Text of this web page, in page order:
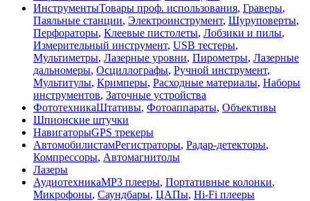
ИнструментыТовары проф. использования, Граверы,
Паяльные станции, Электроинструмент, Шуруповерты,
Перфораторы, Клеевые пистолеты, Лобзики и пилы,
Измерительный инструмент, USB тестеры,
Мультиметры, Лазерные уровни, Пирометры, Лазерные
дальномеры, Осциллографы, Ручной инструмент,
Мультитулы, Кримперы, Расходные материалы, Наборы
инструментов, Заточные устройства
ФототехникаШтативы, Фотоаппараты, Объективы
Шпионские штучки
НавигаторыGPS трекеры
АвтомобилистамРегистраторы, Радар-детекторы,
Компрессоры, Автомагнитолы
Лазеры
АудиотехникаMP3 плееры, Портативные колонки,
Микрофоны, Саундбары, ЦАПы, Hi-Fi плееры